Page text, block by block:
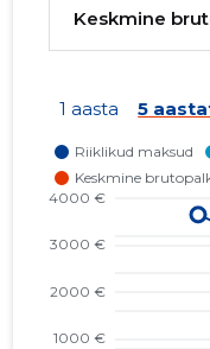
Keskmine
1 aasta 5